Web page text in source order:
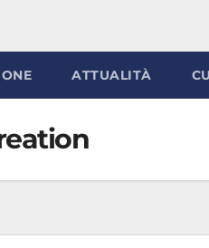
ATTUALITÀ